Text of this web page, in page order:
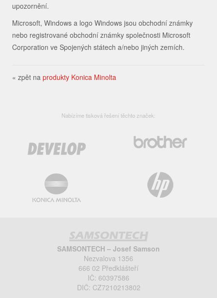
upozornění.
Microsoft, Windows a logo Windows jsou obchodní známky
nebo registrované obchodní známky společnosti Microsoft
Corporation ve Spojených státech a/nebo jiných zemích.
« zpět na produkty Konica Minolta
Nabízíme tisková řešení těchto značek:
SAMSONTECH – Josef Samson
Nezvalova 1356
666 02 Předklášteří
IČ: 60397586
DIČ: CZ7210213802